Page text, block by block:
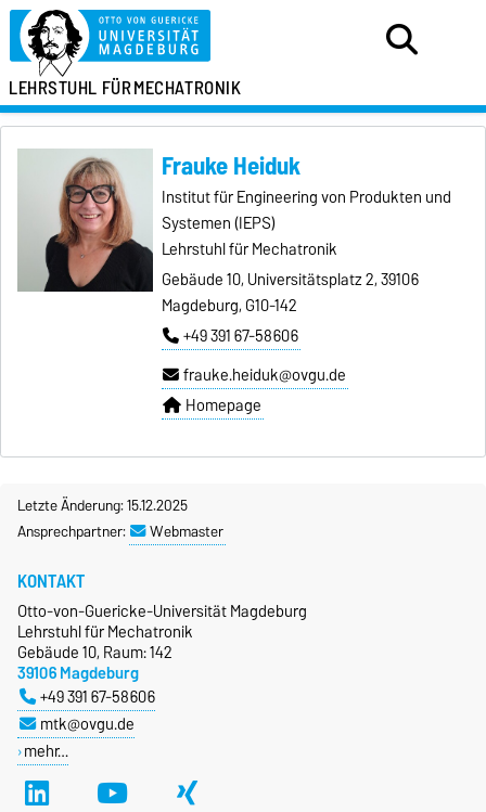
LEHRSTUHL FÜRMECHATRONIK
Frauke Heiduk
Institut für Engineering von Produkten und
Systemen (IEPS)
Lehrstuhl für Mechatronik
Gebäude 10, Universitätsplatz 2, 39106
Magdeburg, G10-142
+49 391 67-58606
frauke.heiduk@ovgu.de
Homepage
Letzte Änderung: 15.12.2025
Ansprechpartner:
Webmaster
KONTAKT
Otto-von-Guericke-Universität Magdeburg
Lehrstuhl für Mechatronik
Gebäude 10, Raum: 142
39106 Magdeburg
+49 391 67-58606
mtk@ovgu.de
mehr…